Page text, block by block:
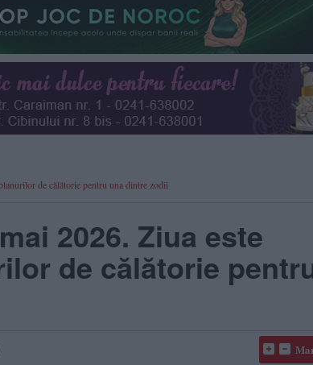
de călătorie pentru una dintre zodii
2026. Ziua este
de călătorie